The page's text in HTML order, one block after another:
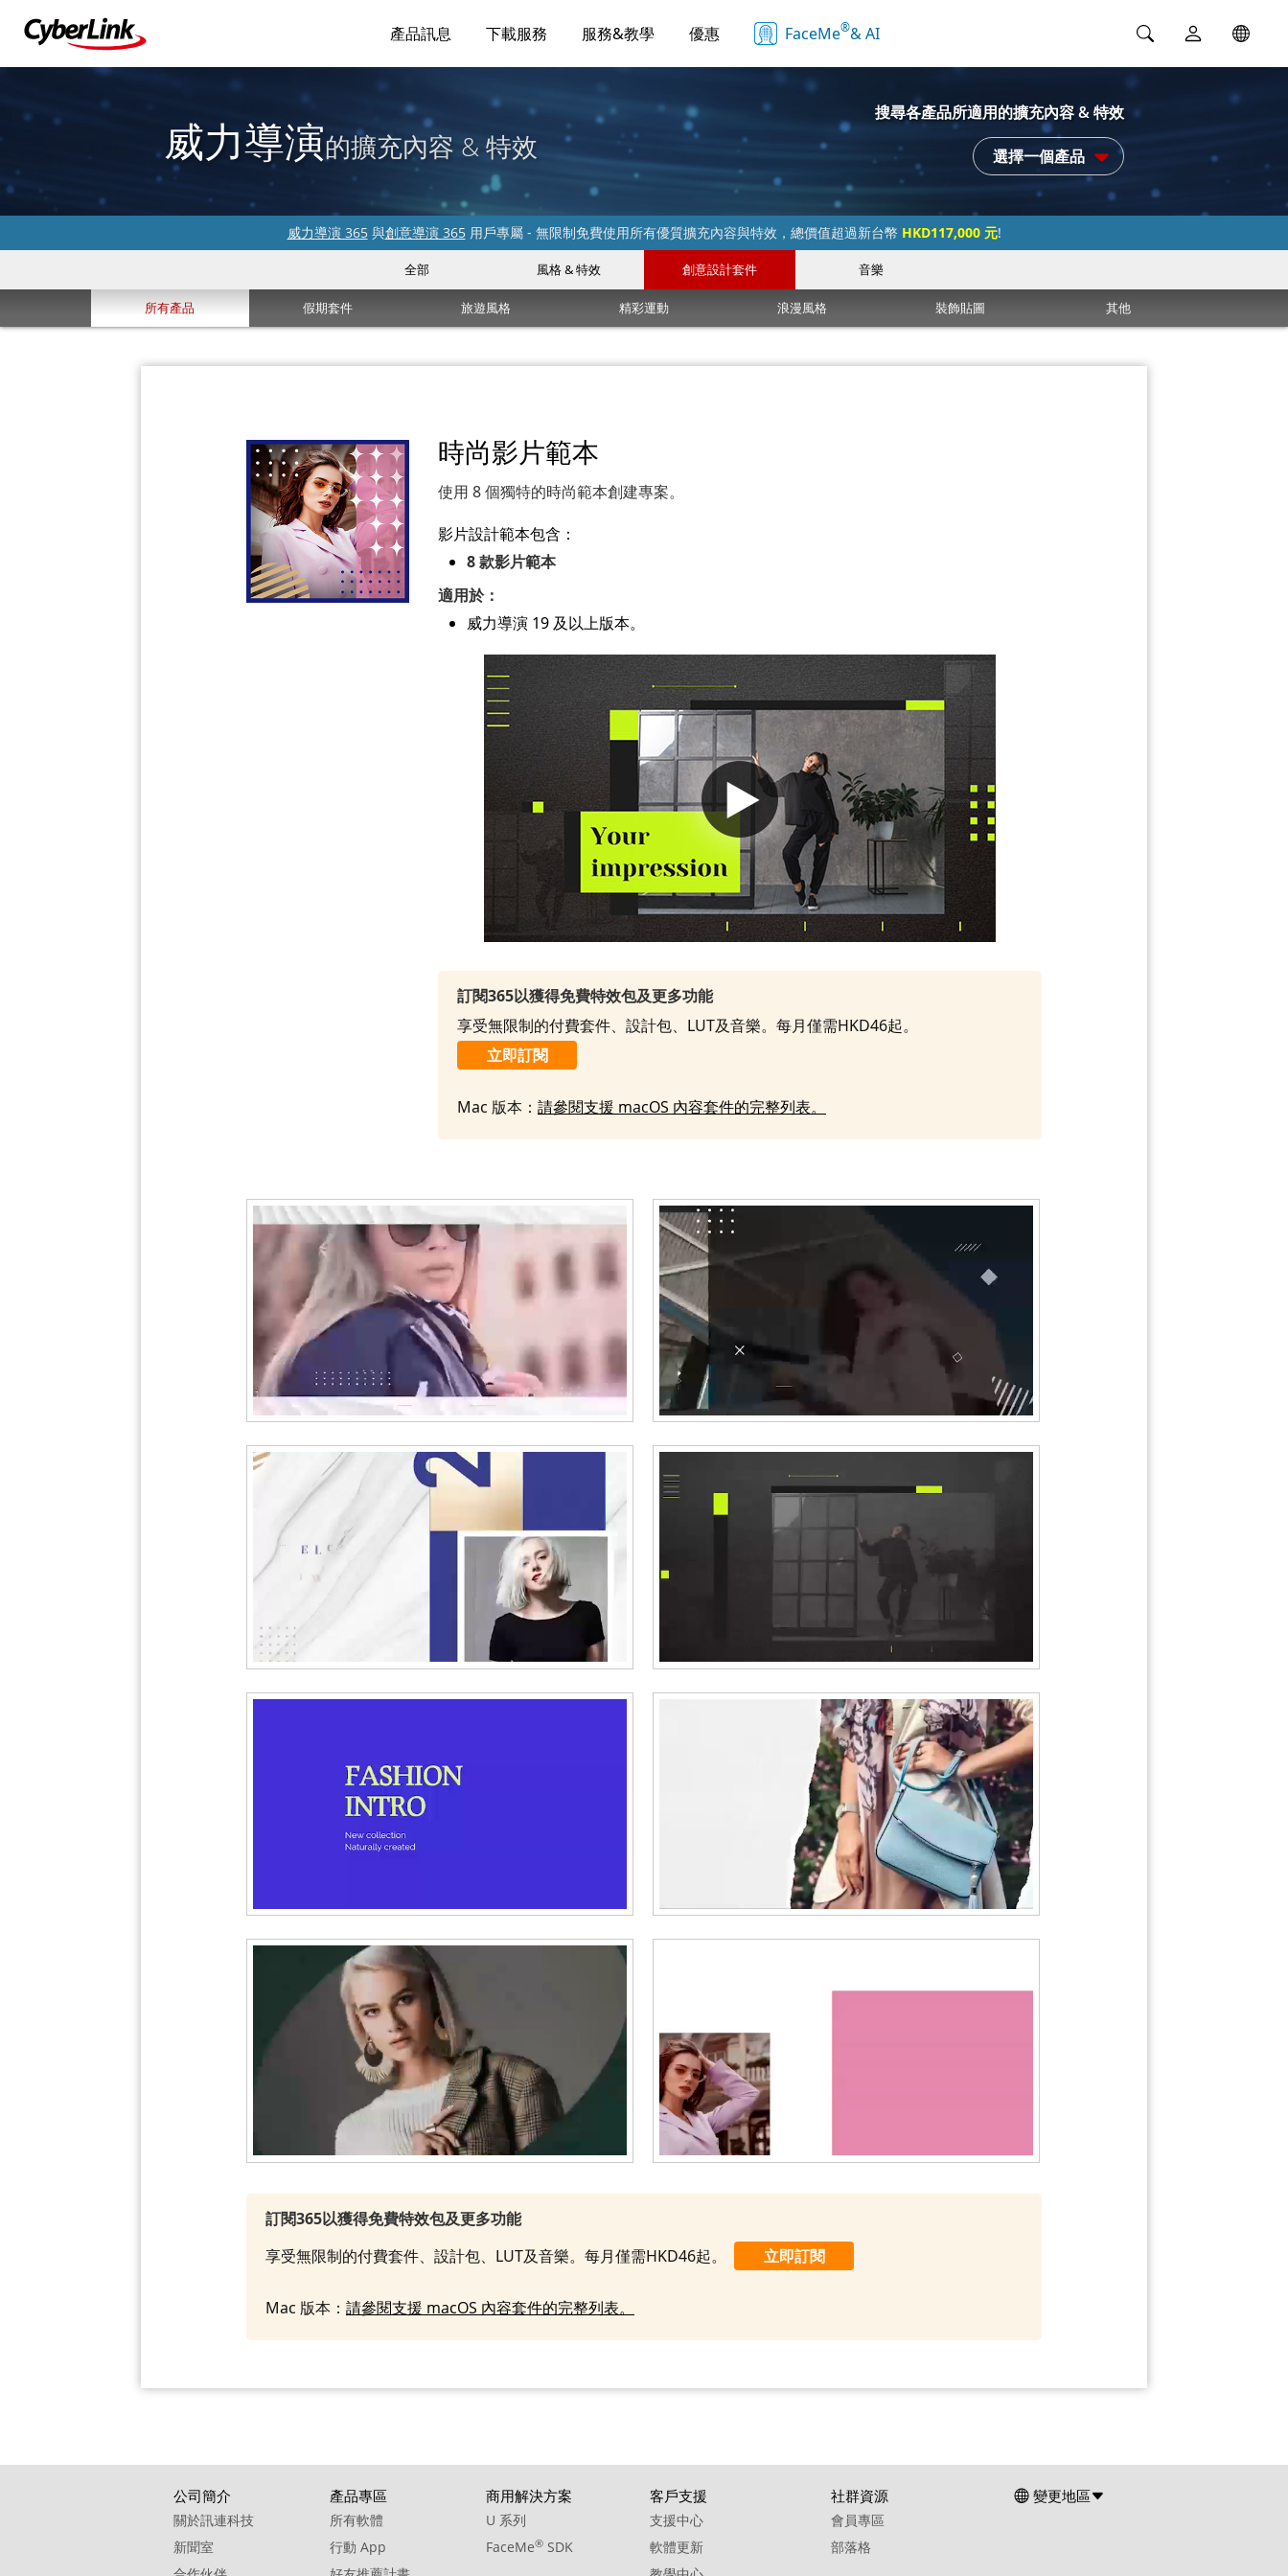
產品訊息 下載服務 服務&教學 優惠 FaceMe®& AI
威力導演的擴充內容 & 特效
搜尋各產品所適用的擴充內容 & 特效
選擇一個產品
威力導演 365與創意導演 365用戶專屬 - 無限制免費使用所有優質擴充內容與特效，總價值超過新台幣 HKD117,000 元!
全部 風格 & 特效 創意設計套件 音樂
所有產品 假期套件 旅遊風格 精彩運動 浪漫風格 裝飾貼圖 其他
時尚影片範本
使用 8 個獨特的時尚範本創建專案。
影片設計範本包含：
8 款影片範本
適用於：
威力導演 19 及以上版本。
訂閱365以獲得免費特效包及更多功能
享受無限制的付費套件、設計包、LUT及音樂。每月僅需HKD46起。
立即訂閱
Mac 版本： 請參閱支援 macOS 內容套件的完整列表。
訂閱365以獲得免費特效包及更多功能
享受無限制的付費套件、設計包、LUT及音樂。每月僅需HKD46起。
立即訂閱
Mac 版本： 請參閱支援 macOS 內容套件的完整列表。
公司簡介
關於訊連科技
新聞室
產品專區
所有軟體
行動 App
商用解決方案
U 系列
FaceMe® SDK
客戶支援
支援中心
軟體更新
社群資源
會員專區
部落格
變更地區